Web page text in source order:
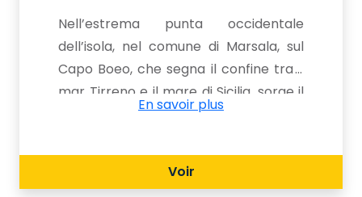
Nell’estrema punta occidentale
dell’isola, nel comune di Marsala, sul
Capo Boeo, che segna il confine tra il
mar Tirreno e il mare di Sicilia, sorge il
Delfino Beach Resort, su una spiaggia
trattamento di All Inclusive consentirà
di godere appieno della bellezza della
En savoir plus
Voir